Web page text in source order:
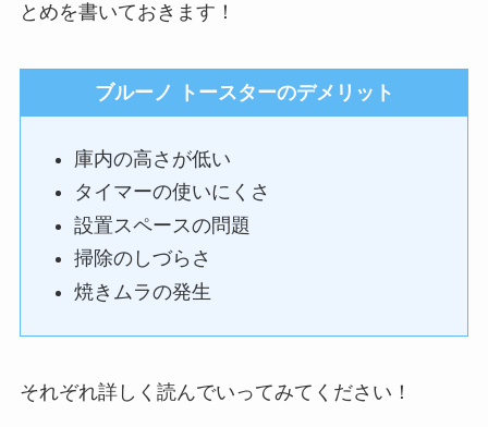
とめを書いておきます！
ブルーノ トースターのデメリット
庫内の高さが低い
タイマーの使いにくさ
設置スペースの問題
掃除のしづらさ
焼きムラの発生
それぞれ詳しく読んでいってみてください！